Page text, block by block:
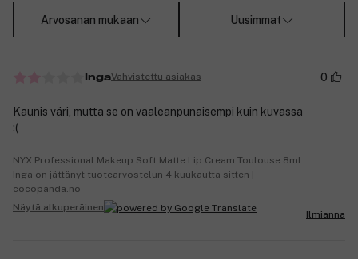
Arvosanan mukaan Uusimmat
IngaVahvistettu asiakas 0
Kaunis väri, mutta se on vaaleanpunaisempi kuin kuvassa
:(
NYX Professional Makeup Soft Matte Lip Cream Toulouse 8ml
Inga on jättänyt tuotearvostelun 4 kuukautta sitten |
cocopanda.no
Näytä alkuperäinen
Ilmianna